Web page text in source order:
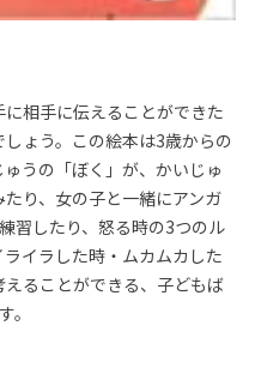
相手に伝えることができた
ょう。この絵本は3歳からの
うの「ぼく」が、かいじゅ
り、女の子と一緒にアンガ
習したり、怒る時の3つのル
イラした時・ムカムカした
ることができる、子どもば
。